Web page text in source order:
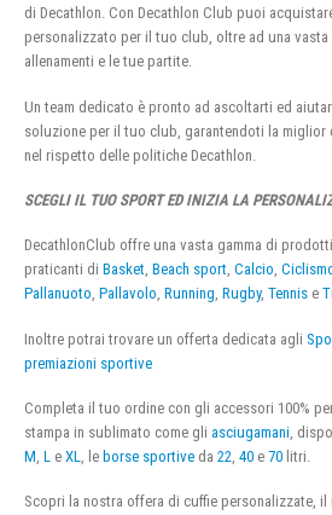
di Decathlon. Con Decathlon Club puoi
personalizzato per il tuo club, oltre ad una
allenamenti e le tue partite.
Un team dedicato è pronto ad ascoltarti ed
soluzione per il tuo club, garantendoti la miglior
nel rispetto delle politiche Decathlon.
SCEGLI IL TUO SPORT ED INIZIA LA
DecathlonClub offre una vasta gamma di
praticanti di Basket, Beach sport, Calcio,
Pallanuoto, Pallavolo, Running, Rugby, Tennis e
Inoltre potrai trovare un offerta dedicata agli
premiazioni sportive
Completa il tuo ordine con gli accessori 100%
stampa in sublimato come gli asciugamani ,
M L e XL , le borse sportive da 22 40 e 70 litri.
Scopri la nostra offera di cuffie personalizzate,